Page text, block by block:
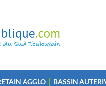
AGGLO BASSIN